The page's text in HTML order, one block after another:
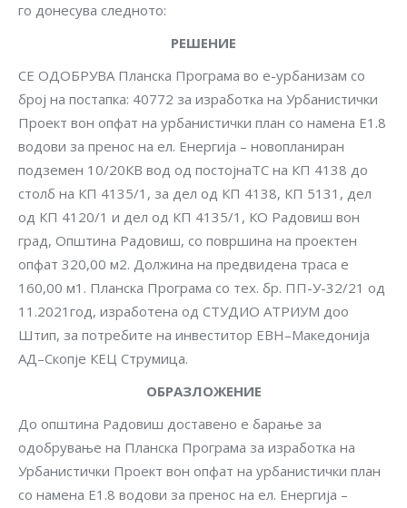
го донесува следното:
РЕШЕНИЕ
СЕ ОДОБРУВА Планска Програма во е-урбанизам со
број на постапка: 40772 за изработка на Урбанистички
Проект вон опфат на урбанистички план со намена Е1.8
водови за пренос на ел. Енергија – новопланиран
подземен 10/20КВ вод од постојнаТС на КП 4138 до
столб на КП 4135/1, за дел од КП 4138, КП 5131, дел
од КП 4120/1 и дел од КП 4135/1, КО Радовиш вон
град, Општина Радовиш, со површина на проектен
опфат 320,00 м2. Должина на предвидена траса е
160,00 м1. Планска Програма со тех. бр. ПП-У-32/21 од
11.2021год, изработена од СТУДИО АТРИУМ доо
Штип, за потребите на инвеститор ЕВН–Македонија
АД–Скопје КЕЦ Струмица.
ОБРАЗЛОЖЕНИЕ
До општина Радовиш доставено е барање за
одобрување на Планска Програма за изработка на
Урбанистички Проект вон опфат на урбанистички план
со намена Е1.8 водови за пренос на ел. Енергија –